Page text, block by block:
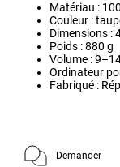
Matériau :
Couleur :
Dimensions :
Poids : 880 g
Volume : 9–14
Ordinateur
Fabriqué :
Demander